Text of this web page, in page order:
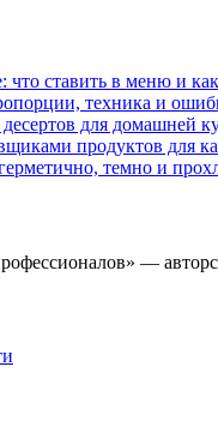
ставить в меню и
техника и
для домашней
продуктов для
темно и
—